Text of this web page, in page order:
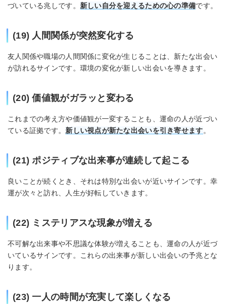
づいている兆しです。 新しい自分を迎えるための心の準備です。
(19) 人間関係が突然変化する
友人関係や職場の人間関係に変化が生じることは、新たな出会い
が訪れるサインです。環境の変化が新しい出会いを導きます。
(20) 価値観がガラッと変わる
これまでの考え方や価値観が一変することも、運命の人が近づい
ている証拠です。 新しい視点が新たな出会いを引き寄せます。
(21) ポジティブな出来事が連続して起こる
良いことが続くとき、それは特別な出会いが近いサインです。幸
運が次々と訪れ、人生が好転していきます。
(22) ミステリアスな現象が増える
不可解な出来事や不思議な体験が増えることも、運命の人が近づ
いているサインです。これらの出来事が新しい出会いの予兆とな
ります。
(23) 一人の時間が充実して楽しくなる